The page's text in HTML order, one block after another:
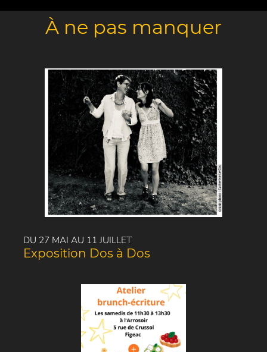
À ne pas manquer
DU 27 MAI AU 11 JUILLET
Exposition Dos à Dos